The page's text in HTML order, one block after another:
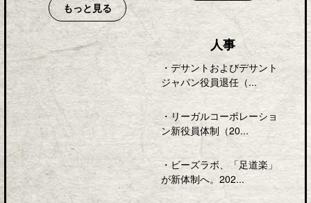
もっと見る
人事
・デサントおよびデサント
ジャパン役員退任（...
・ リーガルコーポレーショ
ン新役員体制（20...
・ ビーズラボ、「足道楽」
が新体制へ。202...